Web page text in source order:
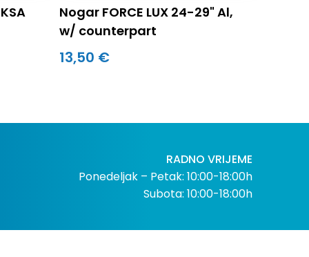
Nogar FORCE LUX 24-29" Al,
w/ counterpart
13,50 €
RADNO VRIJEME
Ponedeljak – Petak: 10:00-18:00h
Subota: 10:00-18:00h